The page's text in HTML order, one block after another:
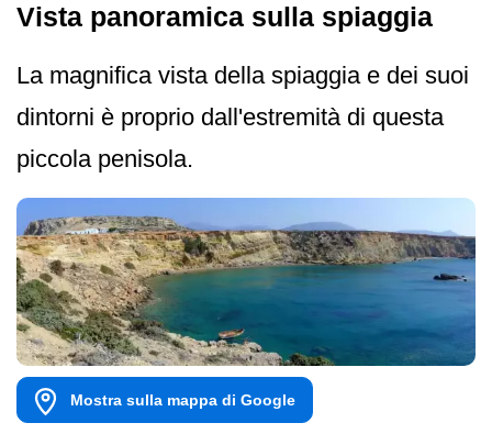
Vista panoramica sulla spiaggia
La magnifica vista della spiaggia e dei suoi
dintorni è proprio dall'estremità di questa
piccola penisola.
Mostra sulla mappa di Google